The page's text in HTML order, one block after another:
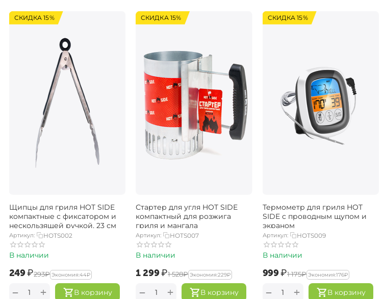
СКИДКА 15%
Щипцы для гриля HOT SIDE
компактные с фиксатором и
нескользящей ручкой, 23 см
Артикул: HOTS002
В наличии
‍249‍₽‍293‍₽ Экономия:‍44‍₽
В корзину
+
−
СКИДКА 15%
Стартер для угля HOT SIDE
компактный для розжига
гриля и мангала
Артикул: HOTS007
В наличии
‍1 299‍₽‍1 528‍₽ Экономия:‍229‍₽
В корзину
+
−
СКИДКА 15%
Термометр для гриля HOT
SIDE с проводным щупом и
экраном
Артикул: HOTS009
В наличии
‍999‍₽‍1 175‍₽ Экономия:‍176‍₽
В корзину
+
−